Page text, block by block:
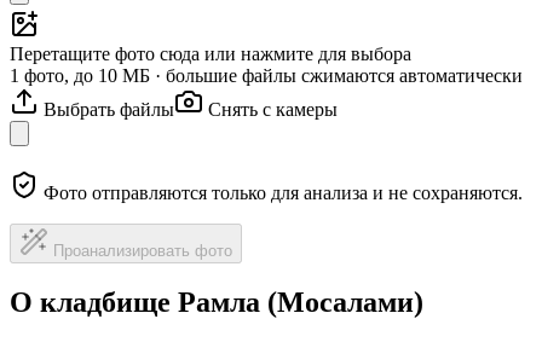
Перетащите фото сюда или нажмите для выбора
1 фото, до 10 МБ · большие файлы сжимаются автоматически
Выбрать файлы
Снять с камеры
Фото отправляются только для анализа и не сохраняются.
Проанализировать фото
О кладбище Рамла (Мосалами)